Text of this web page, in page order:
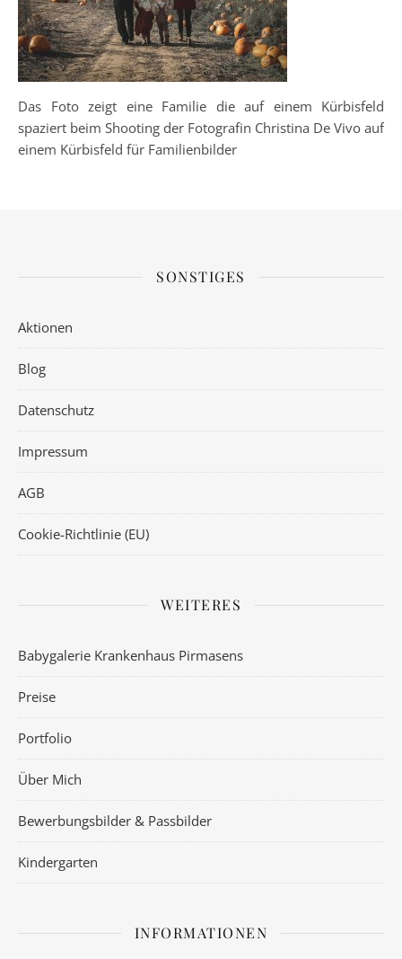
Das Foto zeigt eine Familie die auf einem Kürbisfeld
spaziert beim Shooting der Fotografin Christina De Vivo auf
einem Kürbisfeld für Familienbilder
SONSTIGES
Aktionen
Blog
Datenschutz
Impressum
AGB
Cookie-Richtlinie (EU)
WEITERES
Babygalerie Krankenhaus Pirmasens
Preise
Portfolio
Über Mich
Bewerbungsbilder & Passbilder
Kindergarten
INFORMATIONEN